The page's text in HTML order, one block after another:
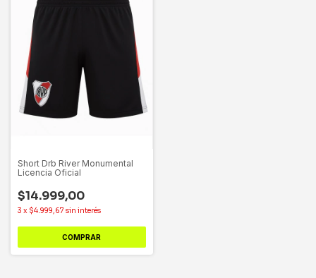
Short Drb River Monumental
Licencia Oficial
$14.999,00
3 x $4.999,67 sin interés
COMPRAR